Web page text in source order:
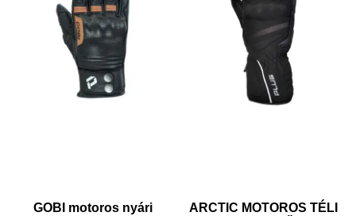
GOBI motoros nyári
ARCTIC MOTOROS TÉLI